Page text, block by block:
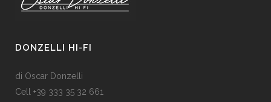
DONZELLI HI-FI
di Oscar Donzelli
Cell +39 333 35 32 661